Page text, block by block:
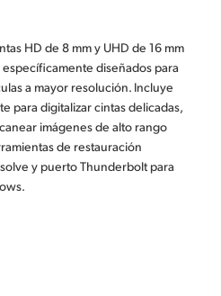
HD de 8 mm y UHD de 16 mm
diseñados para
a mayor resolución. Incluye
para digitalizar cintas delicadas,
imágenes de alto rango
de restauración
y puerto Thunderbolt para